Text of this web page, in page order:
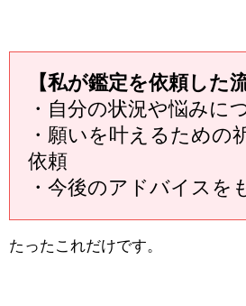
【私が鑑定を依頼した
・自分の状況や悩みに
・願いを叶えるための
依頼
・今後のアドバイスを
たったこれだけです。